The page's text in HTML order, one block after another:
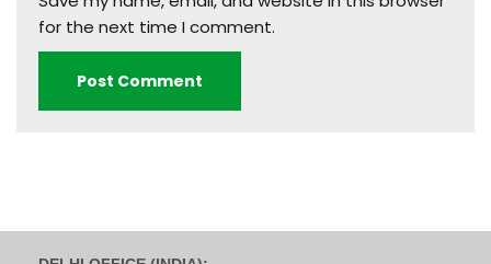
for the next time I comment.